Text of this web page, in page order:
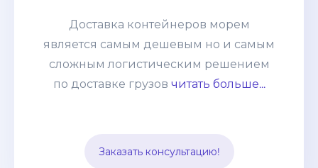
Доставка контейнеров морем
является самым дешевым но и самым
сложным логистическим решением
по доставке грузов читать больше...
Заказать консультацию!
сотрудничая с нашей компанией, Вы
получаете окончательную и
неизменную статью расходов, к тому-
же Вам не нужно быть участником
себя.